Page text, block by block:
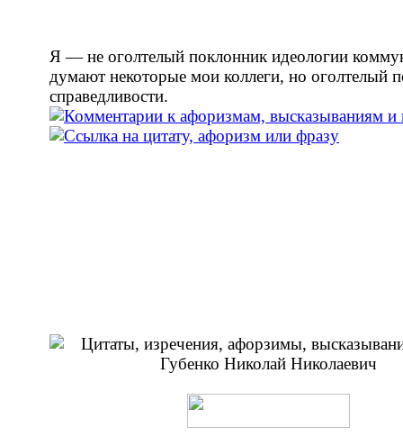
Я — не оголтелый поклонник идеологии
думают некоторые мои коллеги, но оголтелый
справедливости.